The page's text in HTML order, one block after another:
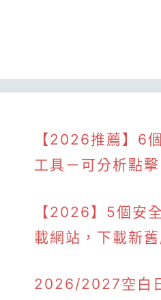
【2026推薦】6
工具－可分析點
【2026】5個安
載網站，下載新
2026/2027空白